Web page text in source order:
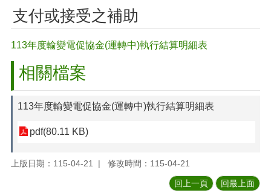
支付或接受之補助
113年度輸變電促協金(運轉中)執行結算明細表
相關檔案
113年度輸變電促協金(運轉中)執行結算明細表
pdf(80.11 KB)
上版日期：115-04-21 修改時間：115-04-21
回上一頁 回最上面